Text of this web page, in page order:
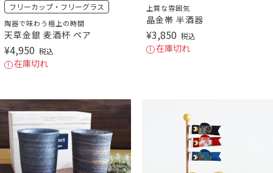
フリーカップ・フリーグラス
陶器で味わう極上の時間
天草金銀 麦酒杯 ペア
¥4,950 税込
在庫切れ
上質な雰囲気
晶金帯 半酒器
¥3,850 税込
在庫切れ